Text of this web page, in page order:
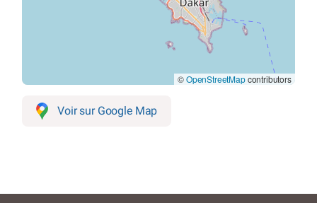
©OpenStreetMapcontributors
Voir sur Google Map